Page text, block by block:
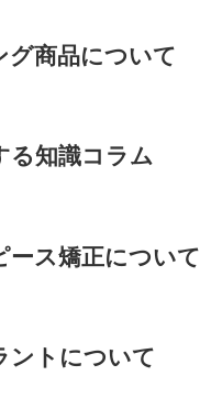
グ商品について
る知識コラム
ース矯正について
ントについて